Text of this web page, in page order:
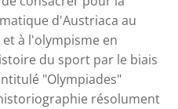
d'Austriaca au
à l'olympisme en
du sport par le biais
"Olympiades"
résolument